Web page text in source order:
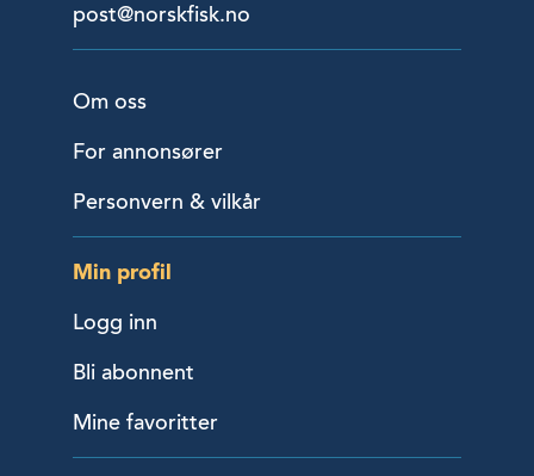
post@norskfisk.no
Om oss
For annonsører
Personvern & vilkår
Min profil
Logg inn
Bli abonnent
Mine favoritter